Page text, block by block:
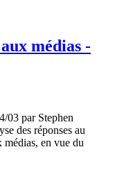
médias -
03 par Stephen
des réponses au
en vue du